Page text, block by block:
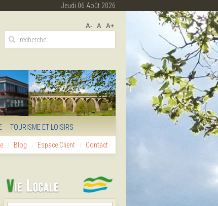
Jeudi 06 Août 2026
A- A A+
TOURISME ET LOISIRS
Blog Espace Client Contact